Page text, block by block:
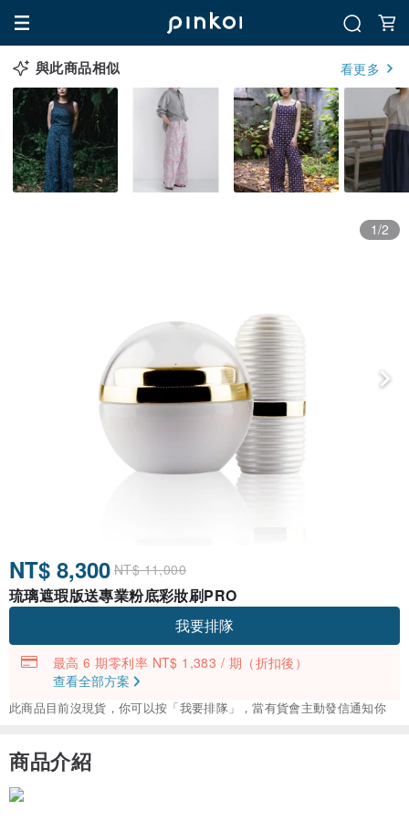
與此商品相似 看更多
1/2
NT$ 8,300 NT$ 11,000
琉璃遮瑕版送專業粉底彩妝刷PRO
我要排隊
最高 6 期零利率 NT$ 1,383 / 期 （折扣後）
查看全部方案
此商品目前沒現貨，你可以按「我要排隊」，當有貨會主動發信通知你
商品介紹